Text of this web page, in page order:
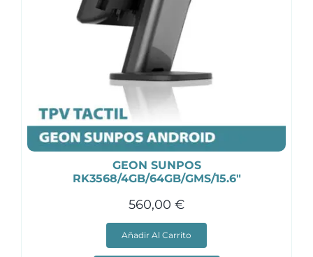
GEON SUNPOS
RK3568/4GB/64GB/GMS/15.6″
560,00 €
Añadir Al Carrito